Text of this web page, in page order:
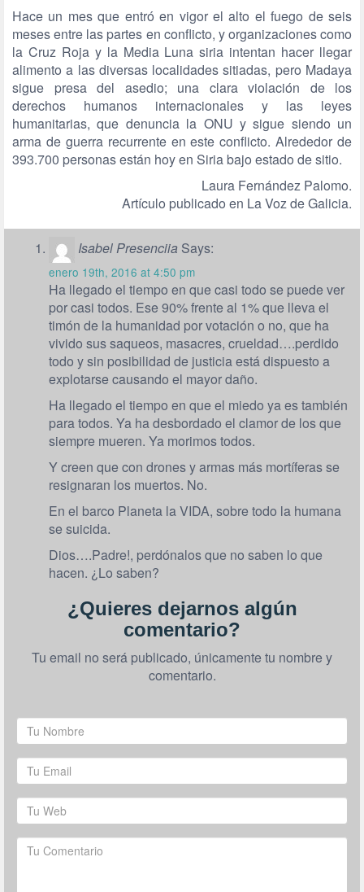
Hace un mes que entró en vigor el alto el fuego de seis
meses entre las partes en conflicto, y organizaciones como
la Cruz Roja y la Media Luna siria intentan hacer llegar
alimento a las diversas localidades sitiadas, pero Madaya
sigue presa del asedio; una clara violación de los
derechos humanos internacionales y las leyes
humanitarias, que denuncia la ONU y sigue siendo un
arma de guerra recurrente en este conflicto. Alrededor de
393.700 personas están hoy en Siria bajo estado de sitio.
Laura Fernández Palomo.
Artículo publicado en La Voz de Galicia.
Isabel Presenciia Says:
enero 19th, 2016 at 4:50 pm
Ha llegado el tiempo en que casi todo se puede ver
por casi todos. Ese 90% frente al 1% que lleva el
timón de la humanidad por votación o no, que ha
vivido sus saqueos, masacres, crueldad….perdido
todo y sin posibilidad de justicia está dispuesto a
explotarse causando el mayor daño.
Ha llegado el tiempo en que el miedo ya es también
para todos. Ya ha desbordado el clamor de los que
siempre mueren. Ya morimos todos.
Y creen que con drones y armas más mortíferas se
resignaran los muertos. No.
En el barco Planeta la VIDA, sobre todo la humana
se suicida.
Dios….Padre!, perdónalos que no saben lo que
hacen. ¿Lo saben?
¿Quieres dejarnos algún
comentario?
Tu email no será publicado, únicamente tu nombre y
comentario.